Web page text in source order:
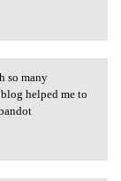
so many
helped me to